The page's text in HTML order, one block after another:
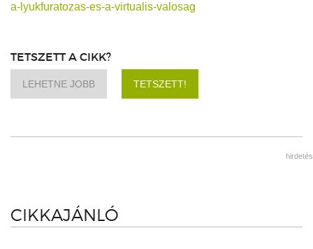
a-lyukfuratozas-es-a-virtualis-valosag
TETSZETT A CIKK?
LEHETNE JOBB TETSZETT!
hirdetés
CIKKAJÁNLÓ